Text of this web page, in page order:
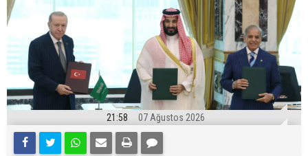
21:58 07 Ağustos 2026